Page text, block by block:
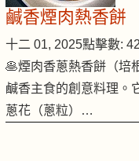
鹹香煙肉熱香餅
十二 01, 2025點擊數:
🥞煙肉香蔥熱香餅（培
鹹香主食的創意料理。
蔥花（蔥粒）…